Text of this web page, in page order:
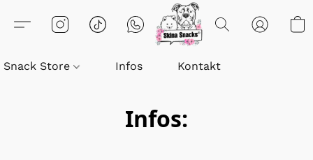
Snack Store Infos Kontakt
Infos: